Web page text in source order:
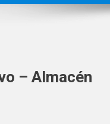
– Almacén